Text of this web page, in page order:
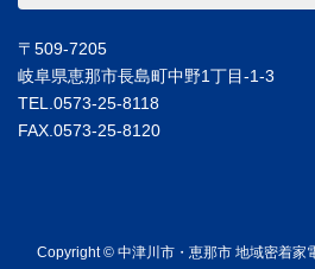
〒509-7205
岐阜県恵那市長島町中野1丁目-1-3
TEL.0573-25-8118
FAX.0573-25-8120
Copyright © 中津川市・恵那市 地域密着家